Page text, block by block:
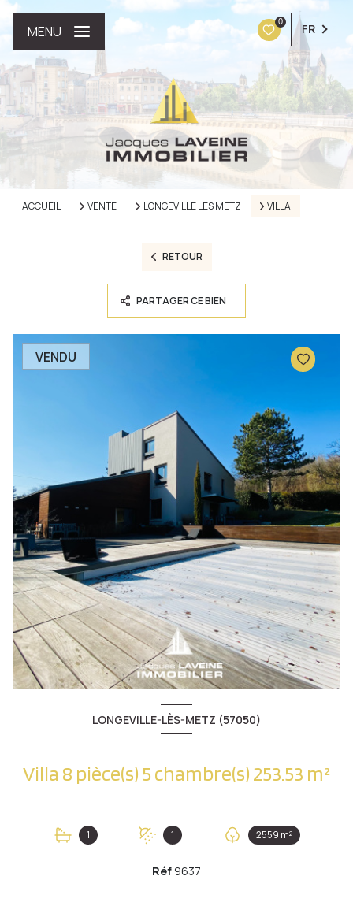
0 FR
MENU
ACCUEIL VENTE LONGEVILLE LES METZ VILLA
RETOUR
PARTAGER CE BIEN
VENDU
LONGEVILLE-LÈS-METZ (57050)
Villa 8 pièce(s) 5 chambre(s) 253.53 m²
1 1 2559 m²
Réf 9637